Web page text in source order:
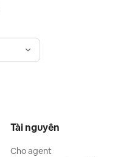
Tài nguyên
Cho agent